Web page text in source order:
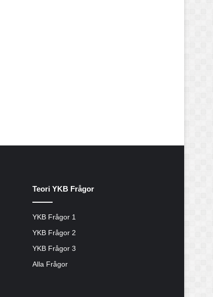
Teori YKB Frågor
YKB Frågor 1
YKB Frågor 2
YKB Frågor 3
Alla Frågor